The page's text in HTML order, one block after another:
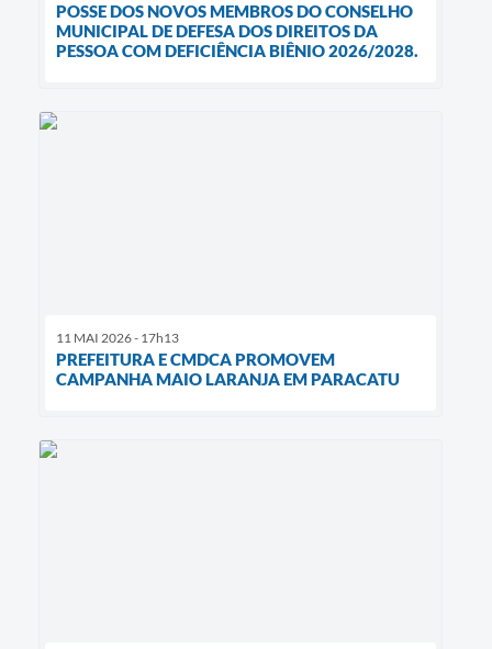
POSSE DOS NOVOS MEMBROS DO CONSELHO
MUNICIPAL DE DEFESA DOS DIREITOS DA
PESSOA COM DEFICIÊNCIA BIÊNIO 2026/2028.
11 MAI 2026 - 17h13
PREFEITURA E CMDCA PROMOVEM
CAMPANHA MAIO LARANJA EM PARACATU